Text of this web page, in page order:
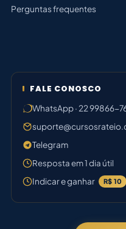
Perguntas frequentes
FALE CONOSCO
WhatsApp · 22 99866-
Telegram
Resposta em 1 dia útil
Indicar e ganhar
R$ 10